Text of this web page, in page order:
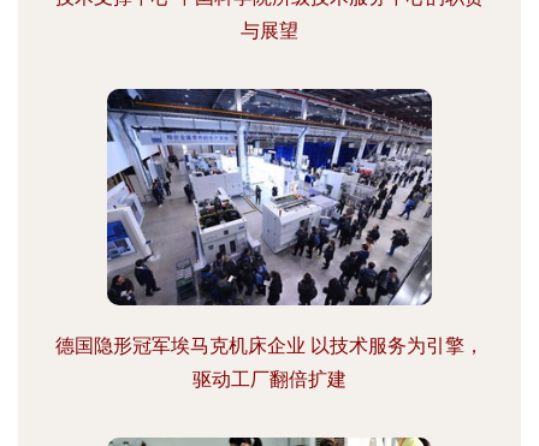
与展望
德国隐形冠军埃马克机床企业 以技术服务为引擎，
驱动工厂翻倍扩建